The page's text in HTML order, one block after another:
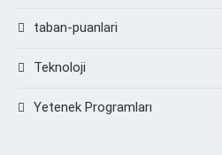
taban-puanlari
Teknoloji
Yetenek Programları